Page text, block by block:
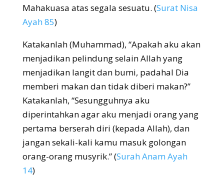
Mahakuasa atas segala sesuatu. (Surat Nisa
Ayah 85)
Katakanlah (Muhammad), “Apakah aku akan
menjadikan pelindung selain Allah yang
menjadikan langit dan bumi, padahal Dia
memberi makan dan tidak diberi makan?”
Katakanlah, “Sesungguhnya aku
diperintahkan agar aku menjadi orang yang
pertama berserah diri (kepada Allah), dan
jangan sekali-kali kamu masuk golongan
orang-orang musyrik.” (Surah Anam Ayah
14)